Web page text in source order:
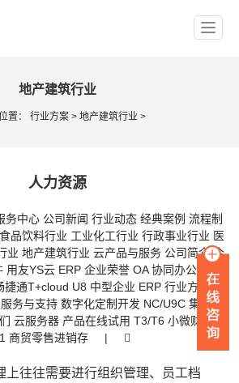
地产建筑行业
置：行业方案 >地产建筑行业 >
人力资源
务中心 公司新闻 行业动态 经典案例 流程制
食品饮料行业 工业化工行业 行政事业行业 医
业 地产建筑行业 云产品与服务 公司简介 企
用友YS云 ERP 企业荣誉 OA 协同办公数字
捷通T+cloud U8 中型企业 ERP 行业方案 在
服务与支持 数字化定制开发 NC/U9C 集团数
云服务器 产品在线试用 T3/T6 小微财务软
商贸零售进销存 |
上往往需要进行组织管理、员工档